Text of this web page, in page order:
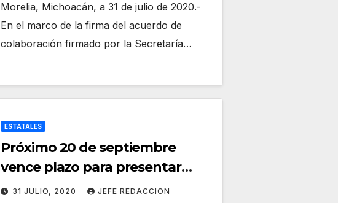
Morelia, Michoacán, a 31 de julio de 2020.-
En el marco de la firma del acuerdo de
colaboración firmado por la Secretaría…
ESTATALES
Próximo 20 de septiembre
vence plazo para presentar
tarifas de agua 2021
31 JULIO, 2020 JEFE REDACCION